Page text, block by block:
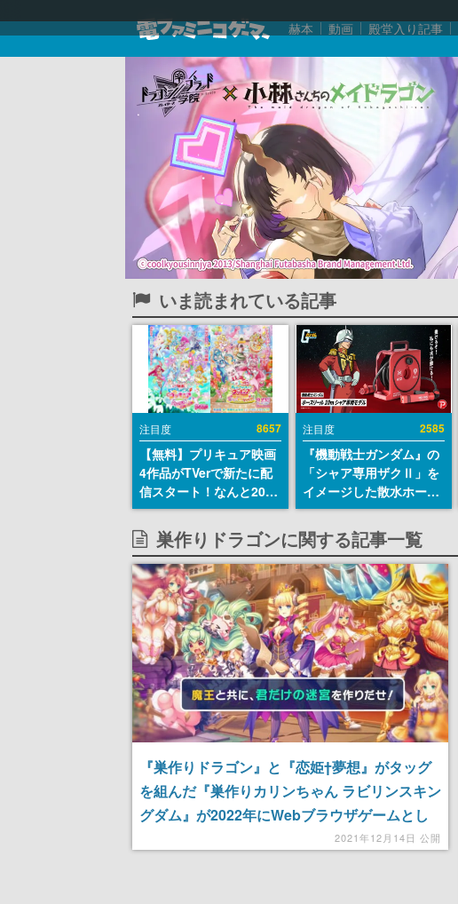
赫本 動画 殿堂入り記事
いま読まれている記事
注目度 8657
【無料】プリキュア映画
4作品がTVerで新たに配
信スタート！なんと2018
年～2024年の映画ほぼす
べてが見放題に、ぶっち
ゃけありえないラインナ
ップ
注目度 2585
『機動戦士ガンダム』の
「シャア専用ザクⅡ」を
イメージした散水ホース
リールが予約開始。本体
にはシャアのパーソナル
マークやジオン公国軍の
エンブレム、型式番号な
どを配置
巣作りドラゴンに関する記事一覧
『巣作りドラゴン』と『恋姫†夢想』がタッグ
を組んだ『巣作りカリンちゃん ラビリンスキン
グダム』が2022年にWebブラウザゲームとし
2021年12月14日 公開